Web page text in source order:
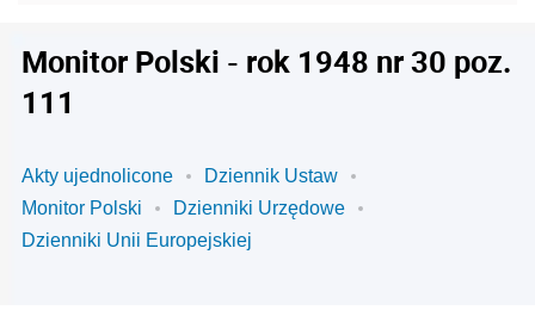
Monitor Polski - rok 1948 nr 30 poz.
111
Akty ujednolicone
Dziennik Ustaw
Monitor Polski
Dzienniki Urzędowe
Dzienniki Unii Europejskiej